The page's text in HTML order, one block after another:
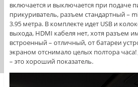
включается и выключается при подаче
прикуриватель, разъем стандартный –
3.95 метра. В комплекте идет USB и
выхода, HDMI кабеля нет, хотя разъем
встроенный – отличный, от батареи
экраном отснимало целых полтора
– это хороший показатель.